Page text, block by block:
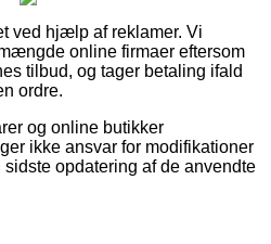
ved hjælp af reklamer. Vi
online firmaer eftersom
tilbud, og tager betaling ifald
ordre.
og online butikker
ikke ansvar for modifikationer
opdatering af de anvendte